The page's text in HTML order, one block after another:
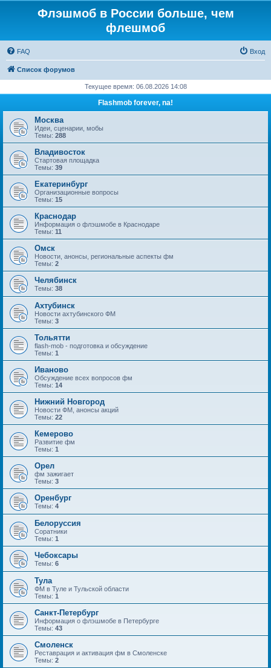
Флэшмоб в России больше, чем
флешмоб
FAQ Вход
Список форумов
Текущее время: 06.08.2026 14:08
Flashmob forever, na!
Москва
Идеи, сценарии, мобы
Темы: 288
Владивосток
Стартовая площадка
Темы: 39
Екатеринбург
Организационные вопросы
Темы: 15
Краснодар
Информация о флэшмобе в Краснодаре
Темы: 11
Омск
Новости, анонсы, региональные аспекты фм
Темы: 2
Челябинск
Темы: 38
Ахтубинск
Новости ахтубинского ФМ
Темы: 3
Тольятти
flash-mob - подготовка и обсуждение
Темы: 1
Иваново
Обсуждение всех вопросов фм
Темы: 14
Нижний Новгород
Новости ФМ, анонсы акций
Темы: 22
Кемерово
Развитие фм
Темы: 1
Орел
фм зажигает
Темы: 3
Оренбург
Темы: 4
Белоруссия
Соратники
Темы: 1
Чебоксары
Темы: 6
Тула
ФМ в Туле и Тульской области
Темы: 1
Санкт-Петербург
Информация о флэшмобе в Петербурге
Темы: 43
Смоленск
Реставрация и активация фм в Смоленске
Темы: 2